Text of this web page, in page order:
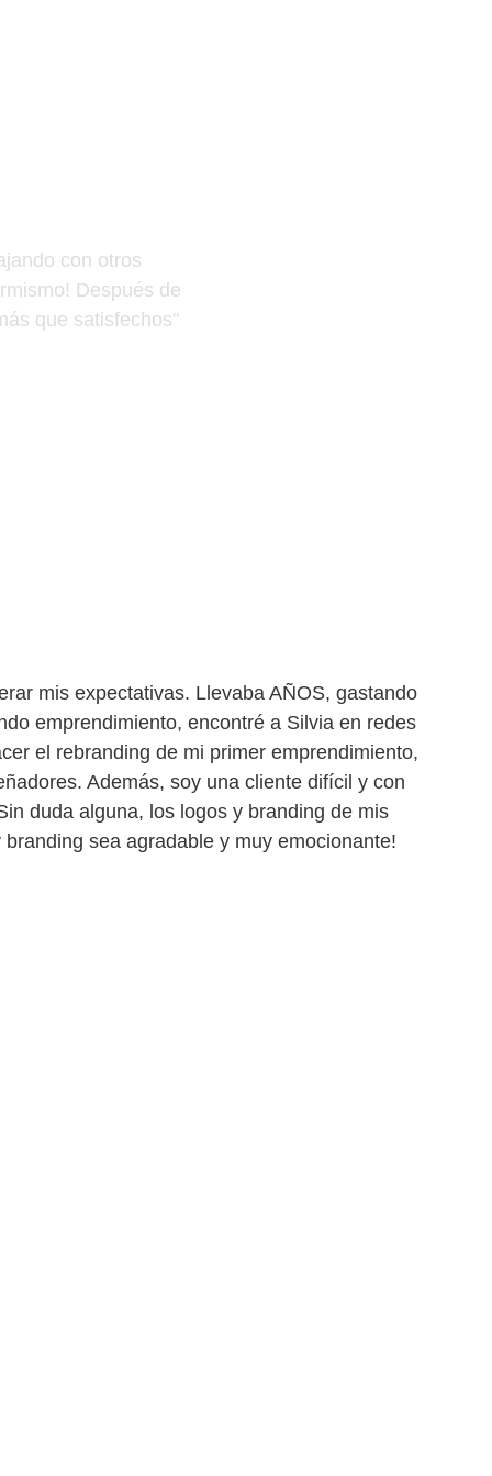
con otros
Después de
que satisfechos"
mis expectativas. Llevaba AÑOS, gastando
emprendimiento, encontré a Silvia en redes
el rebranding de mi primer emprendimiento,
Además, soy una cliente difícil y con
duda alguna, los logos y branding de mis
sea agradable y muy emocionante!